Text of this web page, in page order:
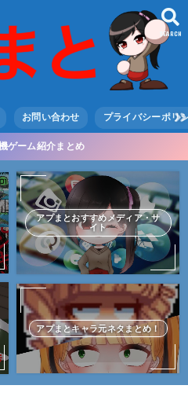
SEARCH
お問い合わせ プライバシーポリ
ゲーム紹介まとめ
アプまとおすすめメディア・サ
イト
アプまとキャラ元ネタまとめ！